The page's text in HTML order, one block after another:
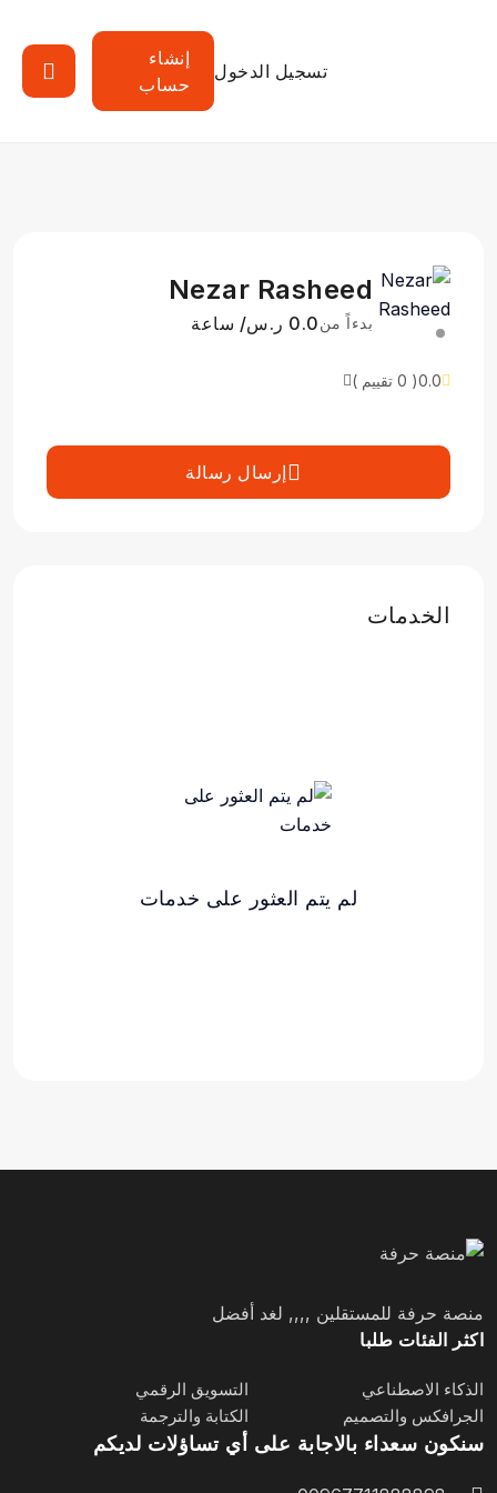
تسجيل الدخول
إنشاء
حساب
Nezar Rasheed
بدءاً من0.0 ر.س/ ساعة
0.0( 0 تقييم )
إرسال رسالة
الخدمات
لم يتم العثور على خدمات
منصة حرفة للمستقلين ,,,, لغد أفضل
اكثر الفئات طلبا
الذكاء الاصطناعي
التسويق الرقمي
الجرافكس والتصميم
الكتابة والترجمة
سنكون سعداء بالاجابة على أي تساؤلات لديكم